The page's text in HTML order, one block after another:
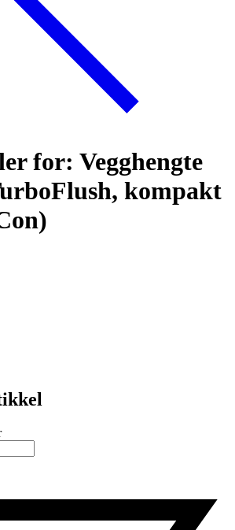
for: Vegghengte
kompakt